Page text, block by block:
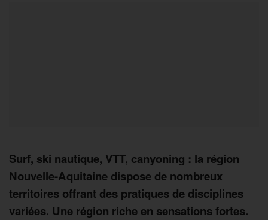
Surf, ski nautique, VTT, canyoning : la région
Nouvelle-Aquitaine dispose de nombreux
territoires offrant des pratiques de disciplines
variées. Une région riche en sensations fortes.